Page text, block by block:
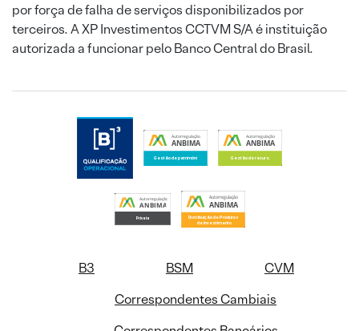
por força de falha de serviços disponibilizados por
terceiros. A XP Investimentos CCTVM S/A é instituição
autorizada a funcionar pelo Banco Central do Brasil.
B3 BSM
CVM
Correspondentes Cambiais